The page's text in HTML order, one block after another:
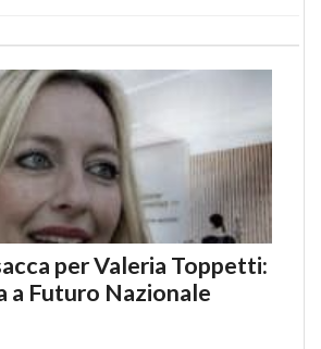
per Valeria Toppetti:
a Futuro Nazionale